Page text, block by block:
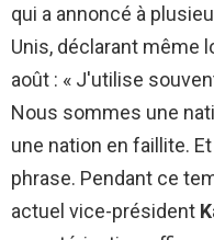
qui a annoncé à
Unis, déclarant même
août : « J'utilise
Nous sommes une
une nation en faillite.
phrase. Pendant ce
actuel vice-président